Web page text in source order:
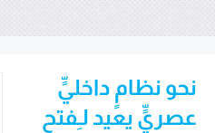
نحو نظامٍ داخليٍّ
عصريٍّ يعيد لـِفتح